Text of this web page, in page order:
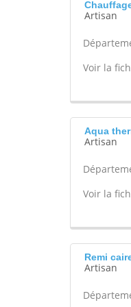
Artisan
Voir la
Aqua
Artisan
Voir la
Remi
Artisan